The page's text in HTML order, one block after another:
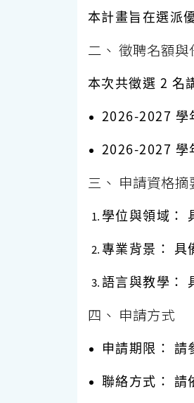
本計畫旨在選派
二、 徵聘名額
本次共徵選 2 名
2026-2027 學
2026-2027 學
三、 申請資格摘
學位與領域：
專業背景： 具
語言與教學：
四、 申請方式
申請期限： 請
聯絡方式： 請